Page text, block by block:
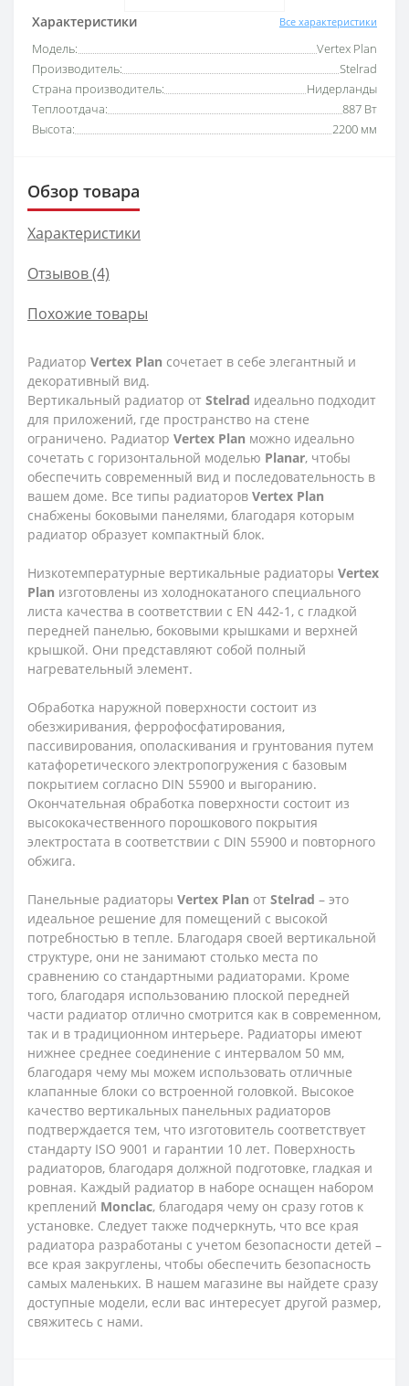
Характеристики Все характеристики
Модель:
Vertex Plan
Производитель:
Stelrad
Страна производитель:
Нидерланды
Теплоотдача:
887 Вт
Высота:
2200 мм
Обзор товара
Характеристики
Отзывов (4)
Похожие товары
Радиатор Vertex Plan сочетает в себе элегантный и
декоративный вид.
Вертикальный радиатор от Stelrad идеально подходит
для приложений, где пространство на стене
ограничено. Радиатор Vertex Plan можно идеально
сочетать с горизонтальной моделью Planar, чтобы
обеспечить современный вид и последовательность в
вашем доме. Все типы радиаторов Vertex Plan
снабжены боковыми панелями, благодаря которым
радиатор образует компактный блок.
Низкотемпературные вертикальные радиаторы Vertex
Plan изготовлены из холоднокатаного специального
листа качества в соответствии с EN 442-1, с гладкой
передней панелью, боковыми крышками и верхней
крышкой. Они представляют собой полный
нагревательный элемент.
Обработка наружной поверхности состоит из
обезжиривания, феррофосфатирования,
пассивирования, ополаскивания и грунтования путем
катафоретического электропогружения с базовым
покрытием согласно DIN 55900 и выгоранию.
Окончательная обработка поверхности состоит из
высококачественного порошкового покрытия
электростата в соответствии с DIN 55900 и повторного
обжига.
Панельные радиаторы Vertex Plan от Stelrad – это
идеальное решение для помещений с высокой
потребностью в тепле. Благодаря своей вертикальной
структуре, они не занимают столько места по
сравнению со стандартными радиаторами. Кроме
того, благодаря использованию плоской передней
части радиатор отлично смотрится как в современном,
так и в традиционном интерьере. Радиаторы имеют
нижнее среднее соединение с интервалом 50 мм,
благодаря чему мы можем использовать отличные
клапанные блоки со встроенной головкой. Высокое
качество вертикальных панельных радиаторов
подтверждается тем, что изготовитель соответствует
стандарту ISO 9001 и гарантии 10 лет. Поверхность
радиаторов, благодаря должной подготовке, гладкая и
ровная. Каждый радиатор в наборе оснащен набором
креплений Monclac, благодаря чему он сразу готов к
установке. Следует также подчеркнуть, что все края
радиатора разработаны с учетом безопасности детей –
все края закруглены, чтобы обеспечить безопасность
самых маленьких. В нашем магазине вы найдете сразу
доступные модели, если вас интересует другой размер,
свяжитесь с нами.